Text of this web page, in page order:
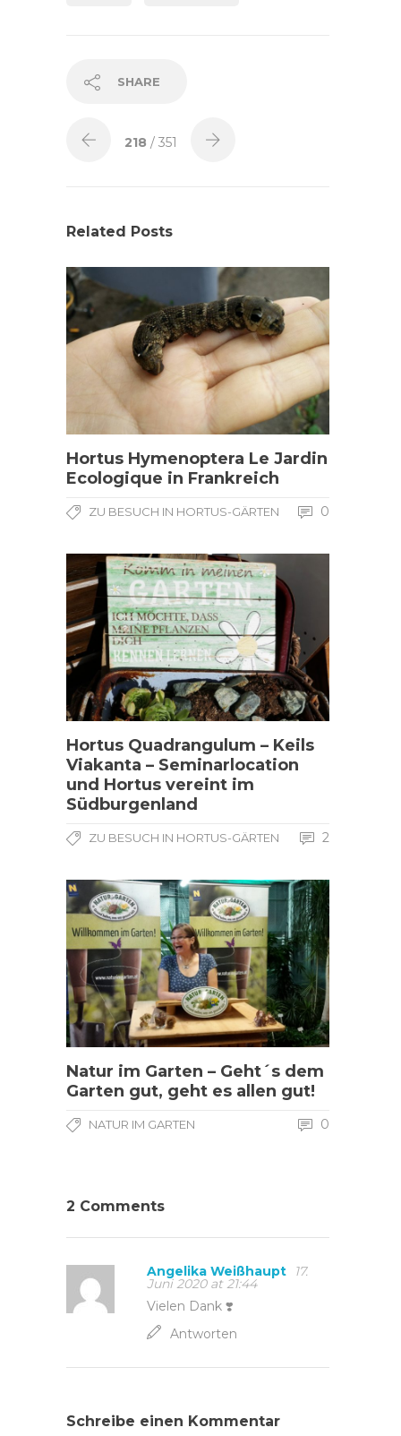
SHARE
218 / 351
Related Posts
Hortus Hymenoptera Le Jardin
Ecologique in Frankreich
ZU BESUCH IN HORTUS-GÄRTEN 0
Hortus Quadrangulum – Keils
Viakanta – Seminarlocation
und Hortus vereint im
Südburgenland
ZU BESUCH IN HORTUS-GÄRTEN 2
Natur im Garten – Geht´s dem
Garten gut, geht es allen gut!
NATUR IM GARTEN 0
2 Comments
Angelika Weißhaupt 17.
Juni 2020 at 21:44
Vielen Dank ❣️
Antworten
Schreibe einen Kommentar